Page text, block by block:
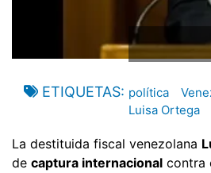
ETIQUETAS política
Luisa Ortega
La destituida fiscal venezolana
de captura internacional contra